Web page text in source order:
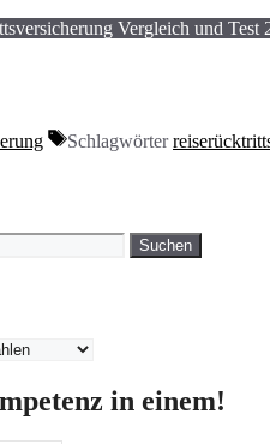
Vergleich und Test
Schlagwörter
in einem!